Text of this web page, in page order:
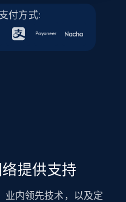
付方式:
提供支持
业内领先技术，以及定